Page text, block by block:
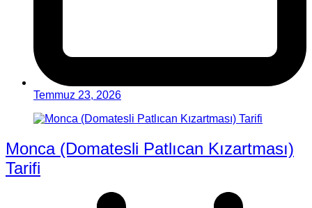
Temmuz 23, 2026
Monca (Domatesli Patlıcan Kızartması)
Tarifi